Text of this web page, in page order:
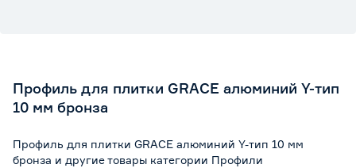
Профиль для плитки GRACE алюминий Y-тип
10 мм бронза
Профиль для плитки GRACE алюминий Y-тип 10 мм
бронза и другие товары категории Профили